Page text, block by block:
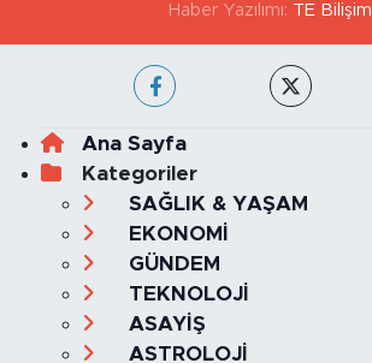
Haber Yazılımı: TE Bilişim
Ana Sayfa
Kategoriler
SAĞLIK & YAŞAM
EKONOMİ
GÜNDEM
TEKNOLOJİ
ASAYİŞ
ASTROLOJİ